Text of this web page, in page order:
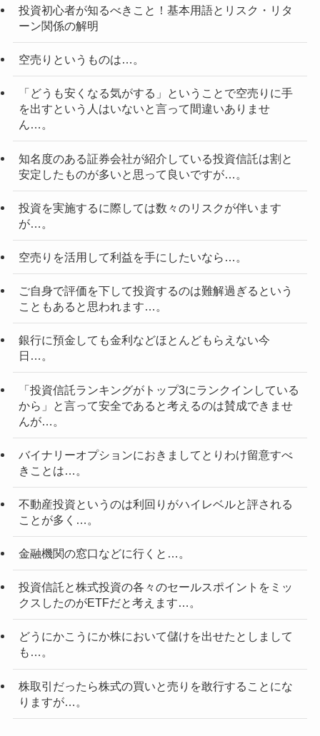
投資初心者が知るべきこと！基本用語とリスク・リタ
ーン関係の解明
空売りというものは…。
「どうも安くなる気がする」ということで空売りに手
を出すという人はいないと言って間違いありませ
ん…。
知名度のある証券会社が紹介している投資信託は割と
安定したものが多いと思って良いですが…。
投資を実施するに際しては数々のリスクが伴います
が…。
空売りを活用して利益を手にしたいなら…。
ご自身で評価を下して投資するのは難解過ぎるという
こともあると思われます…。
銀行に預金しても金利などほとんどもらえない今
日…。
「投資信託ランキングがトップ3にランクインしている
から」と言って安全であると考えるのは賛成できませ
んが…。
バイナリーオプションにおきましてとりわけ留意すべ
きことは…。
不動産投資というのは利回りがハイレベルと評される
ことが多く…。
金融機関の窓口などに行くと…。
投資信託と株式投資の各々のセールスポイントをミッ
クスしたのがETFだと考えます…。
どうにかこうにか株において儲けを出せたとしまして
も…。
株取引だったら株式の買いと売りを敢行することにな
りますが…。